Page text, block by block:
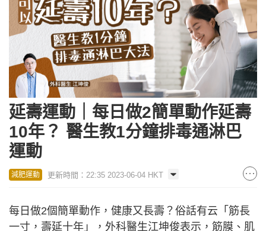
延壽運動｜每日做2簡單動作延壽
10年？ 醫生教1分鐘排毒通淋巴
運動
減肥運動 更新時間：22:35 2023-06-04 HKT
每日做2個簡單動作，健康又長壽？俗話有云「筋長
一寸，壽延十年」，外科醫生江坤俊表示，筋膜、肌